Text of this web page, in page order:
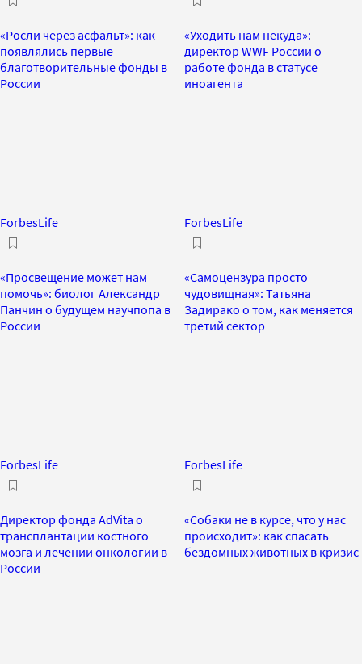
«Росли через асфальт»: как
появлялись первые
благотворительные фонды в
России
«Уходить нам некуда»:
директор WWF России о
работе фонда в статусе
иноагента
ForbesLife
«Просвещение может нам
помочь»: биолог Александр
Панчин о будущем научпопа в
России
ForbesLife
«Самоцензура просто
чудовищная»: Татьяна
Задирако о том, как меняется
третий сектор
ForbesLife
Директор фонда AdVita о
трансплантации костного
мозга и лечении онкологии в
России
ForbesLife
«Собаки не в курсе, что у нас
происходит»: как спасать
бездомных животных в кризис